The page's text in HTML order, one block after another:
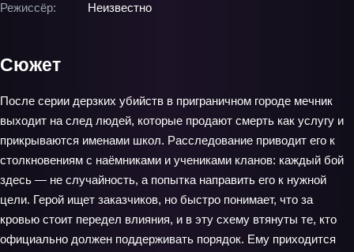
Режиссёр:
Неизвестно
Сюжет
После серии дерзких убийств в приграничном городе мечник
выходит на след людей, которые продают смерть как услугу и
прикрываются именами школ. Расследование приводит его к
столкновениям с наёмниками и учениками кланов: каждый бой
здесь — не случайность, а попытка направить его к нужной
цели. Герой ищет заказчиков, но быстро понимает, что за
кровью стоит передел влияния, и в эту схему втянуты те, кто
официально должен поддерживать порядок. Ему приходится